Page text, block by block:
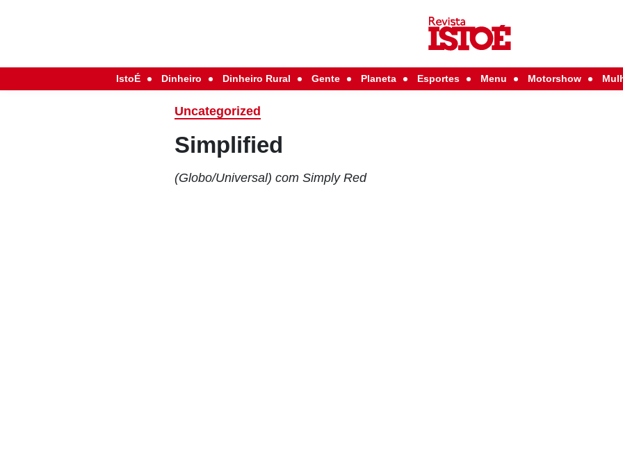
IstoÉ Dinheiro Dinheiro Rural Gente Planeta Esportes Menu Motorshow
Uncategorized
Simplified
(Globo/Universal) com Simply Red